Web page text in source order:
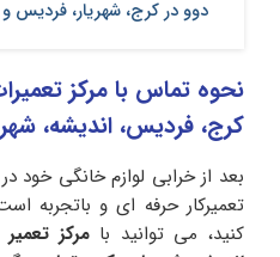
دوو در کرج، شهریار، فردیس
نحوه تماس با مرکز
کرج، فردیس، اندیشه،
بعد از خرابی لوازم خانگی خود
تعمیرکار حرفه ای و باتجربه
کنید، می توانید با مرکز تعمیر